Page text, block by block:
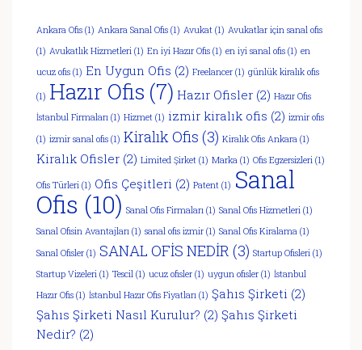
Ankara Ofis (1) Ankara Sanal Ofis (1) Avukat (1) Avukatlar için sanal ofis
(1) Avukatlık Hizmetleri (1) En iyi Hazır Ofis (1) en iyi sanal ofis (1) en
ucuz ofis (1) En Uygun Ofis (2) Freelancer (1) günlük kiralık ofis
(1) Hazır Ofis (7) Hazır Ofisler (2) Hazır Ofis
İstanbul Firmaları (1) Hizmet (1) izmir kiralık ofis (2) izmir ofis
(1) izmir sanal ofis (1) Kiralık Ofis (3) Kiralık Ofis Ankara (1)
Kiralık Ofisler (2) Limited Şirket (1) Marka (1) Ofis Egzersizleri (1)
Ofis Türleri (1) Ofis Çeşitleri (2) Patent (1) Sanal
Ofis (10) Sanal Ofis Firmaları (1) Sanal Ofis Hizmetleri (1)
Sanal Ofisin Avantajları (1) sanal ofis izmir (1) Sanal Ofis Kiralama (1)
Sanal Ofisler (1) SANAL OFİS NEDİR (3) Startup Ofisleri (1)
Startup Vizeleri (1) Tescil (1) ucuz ofisler (1) uygun ofisler (1) İstanbul
Hazır Ofis (1) İstanbul Hazır Ofis Fiyatları (1) Şahıs Şirketi (2)
Şahıs Şirketi Nasıl Kurulur? (2) Şahıs Şirketi
Nedir? (2)